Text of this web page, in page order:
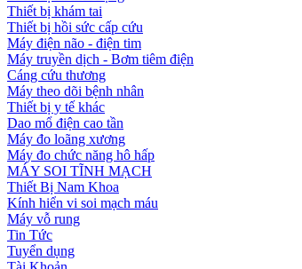
Thiết bị khám tai
Thiết bị hồi sức cấp cứu
Máy điện não - điện tim
Máy truyền dịch - Bơm tiêm điện
Cáng cứu thương
Máy theo dõi bệnh nhân
Thiết bị y tế khác
Dao mổ điện cao tần
Máy đo loãng xương
Máy đo chức năng hô hấp
MÁY SOI TĨNH MẠCH
Thiết Bị Nam Khoa
Kính hiển vi soi mạch máu
Máy vỗ rung
Tin Tức
Tuyển dụng